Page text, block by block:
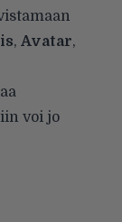
, Avatar,
voi jo